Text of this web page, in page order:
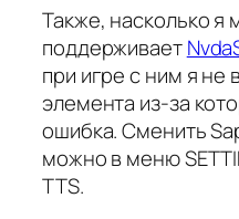
Также, насколько я
поддерживает
при игре с ним я не
элемента из-за
ошибка. Сменить
можно в меню
TTS.